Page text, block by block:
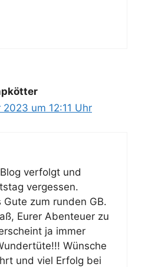
um 12:11 Uhr
verfolgt und
vergessen.
zum runden GB.
Eurer Abenteuer zu
ja immer
Wünsche
und viel Erfolg bei